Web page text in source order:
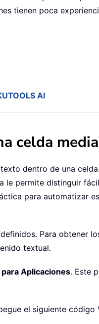
tienen poca
AI
celda
dentro de una
le permite distinguir
para automatizar
Para obtener
textual.
Aplicaciones. Este
el siguiente código